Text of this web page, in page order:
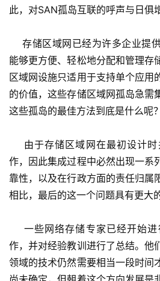
此，对SAN孤岛互联的呼声与日俱
存储区域网已经为许多企业提
能够更方便、轻松地分配和管理存
区域网设施只适用于支持单个应用
的价值，这些存储区域网孤岛急需
这些孤岛的最佳方法到底是什么呢？
由于存储区域网在最初设计时
作，因此集成过程中必然出现一系
靠性，以及在行政方面的责任归属
相比，最后的这一个问题具有更大
一些网络存储专家已经开始进
作，并对经验教训进行了总结。他
领域的技术仍然需要相当一段时间